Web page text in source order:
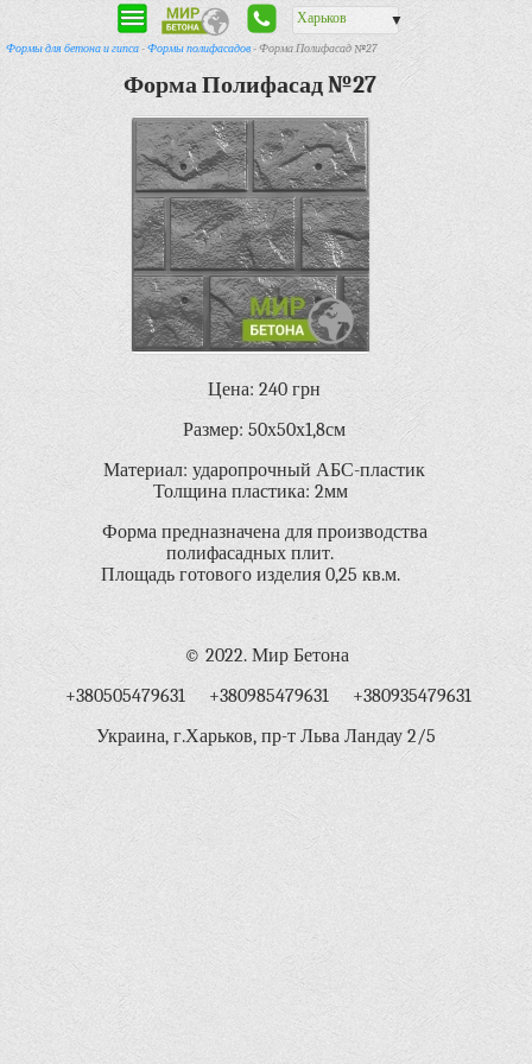
Харьков ▼
Формы для бетона и гипса-Формы полифасадов- Форма Полифасад №27
Форма Полифасад №27
Цена: 240 грн
Размер: 50х50х1,8см
Материал: ударопрочный АБС-пластик
Толщина пластика: 2мм
Форма предназначена для производства
полифасадных плит.
Площадь готового изделия 0,25 кв.м.
© 2022. Мир Бетона
+380505479631 +380985479631 +380935479631
Украина, г.Харьков, пр-т Льва Ландау 2/5